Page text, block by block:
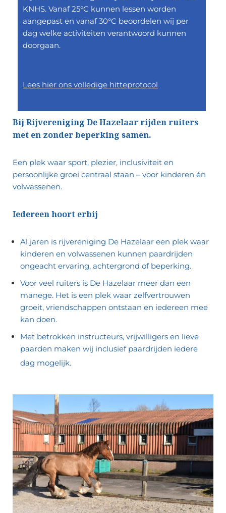
KNHS. Vanaf 25°C kunnen lessen worden
aangepast en vanaf 30°C beoordelen wij per
dag welke activiteiten verantwoord kunnen
doorgaan.
Lees hier ons volledige hitteprotocol
Bij Rijvereniging De Hazelaar rijden ruiters
met en zonder beperking samen.
Een plek waar sport, plezier, inclusiviteit en
persoonlijke groei centraal staan – voor kinderen én
volwassenen.
Iedereen hoort erbij
Al jaren is rijvereniging De Hazelaar een plek waar
kinderen en volwassenen kunnen paardrijden
ongeacht ervaring, achtergrond of beperking.
Voor veel ruiters is De Hazelaar meer dan een
manege. Het is een plek waar zelfvertrouwen
groeit, vriendschappen ontstaan en iedereen mee
kan doen.
Met betrokken instructeurs, vrijwilligers en lieve
paarden maken wij inclusief paardrijden iedere
dag mogelijk.